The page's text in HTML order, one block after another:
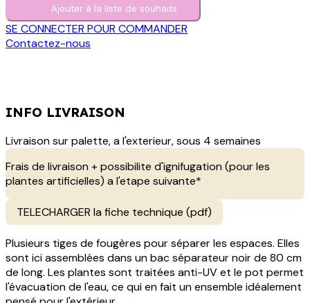
Ajouter à la liste de s​o​uh​aits
SE CONNECTER POUR COMMANDER
Contactez-nous
INFO LIVRAISON
Livraison sur palette, a l'exterieur, sous 4 semaines
Frais de livraison + possibilite d'ignifugation (pour les
plantes artificielles) a l'etape suivante*
TELECHARGER la fiche technique (pdf)
Plusieurs tiges de fougères pour séparer les espaces. Elles
sont ici assemblées dans un bac séparateur noir de 80 cm
de long. Les plantes sont traitées anti-UV et le pot permet
l'évacuation de l'eau, ce qui en fait un ensemble idéalement